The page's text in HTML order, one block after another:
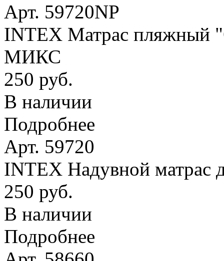
Арт. 59720NP
INTEX Матрас пляжный
МИКС
250 руб.
В наличии
Подробнее
Арт. 59720
INTEX Надувной матрас
250 руб.
В наличии
Подробнее